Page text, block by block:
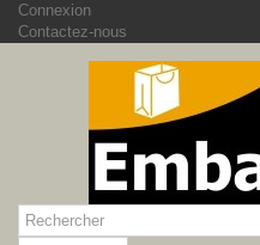
Connexion
Contactez-nous